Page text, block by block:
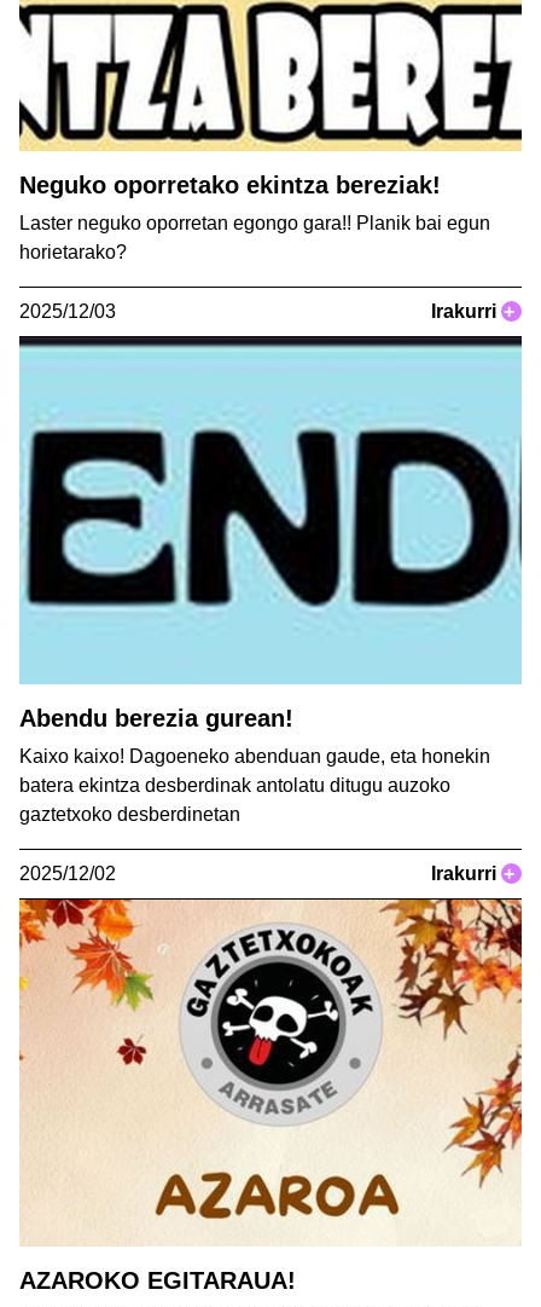
Neguko oporretako ekintza bereziak!
Laster neguko oporretan egongo gara!! Planik bai egun
horietarako?
2025/12/03 Irakurri +
Abendu berezia gurean!
Kaixo kaixo! Dagoeneko abenduan gaude, eta honekin
batera ekintza desberdinak antolatu ditugu auzoko
gaztetxoko desberdinetan
2025/12/02 Irakurri +
AZAROKO EGITARAUA!